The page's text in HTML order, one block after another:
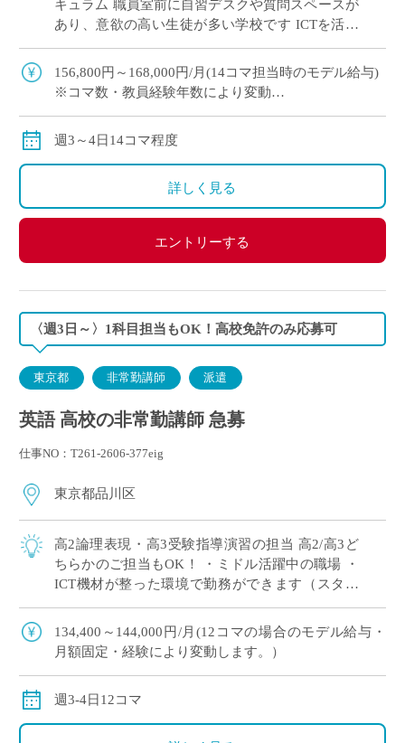
キュラム 職員室前に自習デスクや質問スペースが
あり、意欲の高い生徒が多い学校です ICTを活用
る先生を募集します
156,800円～168,000円/月(14コマ担当時のモデル給与)
※コマ数・教員経験年数により変動
週3～4日14コマ程度
詳しく見る
エントリーする
〈週3日～〉1科目担当もOK！高校免許のみ応募可
東京都 非常勤講師 派遣
英語 高校の非常勤講師 急募
仕事NO：T261-2606-377eig
東京都品川区
高2論理表現・高3受験指導演習の担当 高2/高3ど
ちらかのご担当もOK！ ・ミドル活躍中の職場 ・
ICT機材が整った環境で勤務ができます（スタデ
での自身の経験を活かして、 […]
134,400～144,000円/月(12コマの場合のモデル給与・
月額固定・経験により変動します。）
週3-4日12コマ